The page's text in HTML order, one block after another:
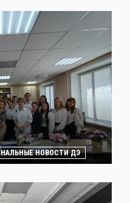
НОВОСТИ ДЭ